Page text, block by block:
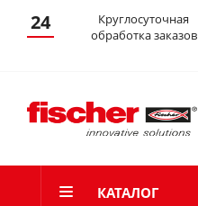
24
Круглосуточная
обработка заказов
КАТАЛОГ